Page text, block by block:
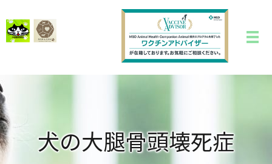
犬の大腿骨頭壊死症